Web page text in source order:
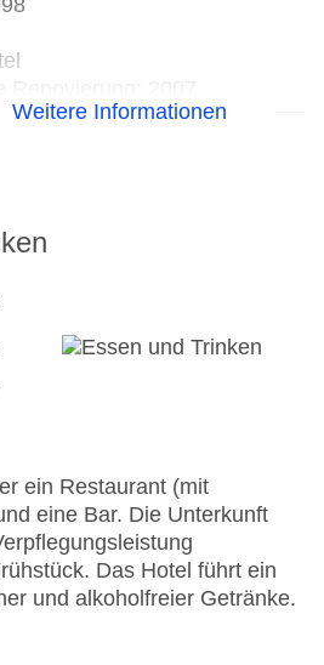
Renovierung: 2007
5
40
Pool, Liegen am Pool,
Weitere Informationen
ein Restaurant (mit
eine Bar. Die Unterkunft
Das Hotel führt ein
und alkoholfreier Getränke.